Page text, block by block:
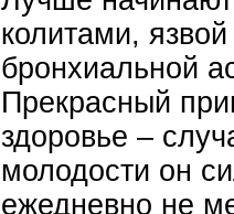
колитами,
бронхиальной
Прекрасный
здоровье –
молодости он
ежедневно не